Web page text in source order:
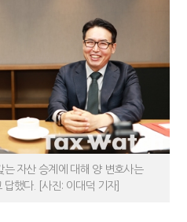
자산 승계에 대해 양 변호사는
했다. [사진: 이대덕 기자]